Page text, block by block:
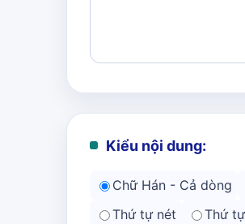
Kiểu nội dung:
Chữ Hán - Cả dòng
Thứ tự nét
Thứ